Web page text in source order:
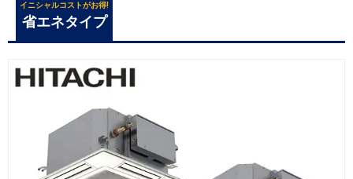
イニシャルコストがお得!
省エネタイプ